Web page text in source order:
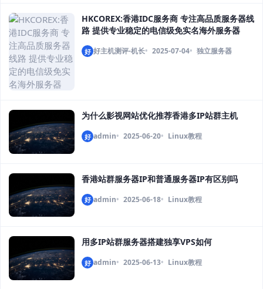
HKCOREX:香港IDC服务商 专注高品质服务器线
路 提供专业稳定的电信级免实名海外服务器
好 好主机测评-机长 2025-07-04 独立服务器
为什么影视网站优化推荐香港多IP站群主机
好 admin 2025-06-20 Linux教程
香港站群服务器IP和普通服务器IP有区别吗
好 admin 2025-06-18 Linux教程
用多IP站群服务器搭建独享VPS如何
好 admin 2025-06-13 Linux教程